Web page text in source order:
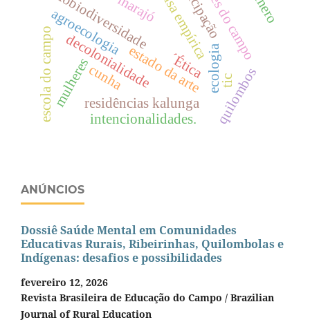
decolonialidade
sociobiodiversidade
´Éticaecologia
mulheres estado da arte
agroecologia
residências kalunga
cunha
escola do campo quilombos
tic
marajó
intencionalidades.
ANÚNCIOS
Dossiê Saúde Mental em Comunidades
Educativas Rurais, Ribeirinhas, Quilombolas e
Indígenas: desafios e possibilidades
fevereiro 12, 2026
Revista Brasileira de Educação do Campo / Brazilian
Journal of Rural Education